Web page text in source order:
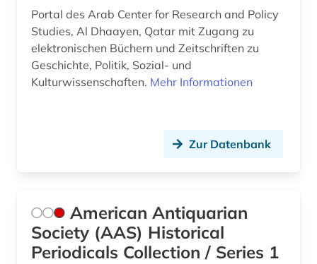
menschenrechte (1)
migration (1)
militär (1)
mittelmeer (1)
mitterrand (1)
Portal des Arab Center for Research and Policy
Studies, Al Dhaayen, Qatar mit Zugang zu
elektronischen Büchern und Zeitschriften zu
Geschichte, Politik, Sozial- und
Kulturwissenschaften. Mehr Informationen
Zur Datenbank
American Antiquarian
Society (AAS) Historical
Periodicals Collection / Series 1